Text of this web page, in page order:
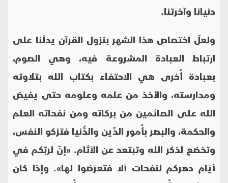
دنيانا وآخرتنا.
ولعلّ اختصاص هذا الشهر بنزول القرآن يدلّنا على
ارتباط العبادة المشروعة فيه، وهي الصوم،
بعبادة أُخرى هي الاحتفاء بكتاب الله بتلاوته
ومدارسته، والأخذ من علمه وعلومه حتى يفيض
الله على الصائمين من بركاته ومن نفحاته العلم
والحكمة، والبصر بأُمور الدِّين والدُّنيا فتزكو النفس،
وتخضع لذكر الله وتبتعد عن الآثام. «إنّ لربّكم في
أيّام دهركم لنفحات ألا فتعرّضوا لها». وإذا كان